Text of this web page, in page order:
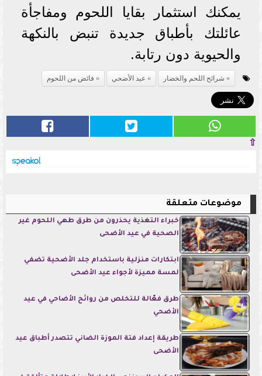
يمكنك استثمار بقايا اللحوم ومفاجأة
عائلتك بأطباق جديدة تنبض بالنكهة
والحيوية دون رتابة.
شرائح اللحم والخضار عيد الأضحي فائض من اللحوم
⇧
موضوعات متعلقة
خبراء التغذية يحذرون من طرق طهي اللحوم غير
الصحية في عيد الأضحى
ابتكارات منزلية باستخدام جلد الأضحية تضفي
لمسة مميزة لأجواء عيد الأضحى
طرق فعّالة للتخلص من روائح الأضاحي في عيد
الأضحي
طريقة إعداد فتة الموزة الضاني تتصدر أطباق عيد
الأضحى